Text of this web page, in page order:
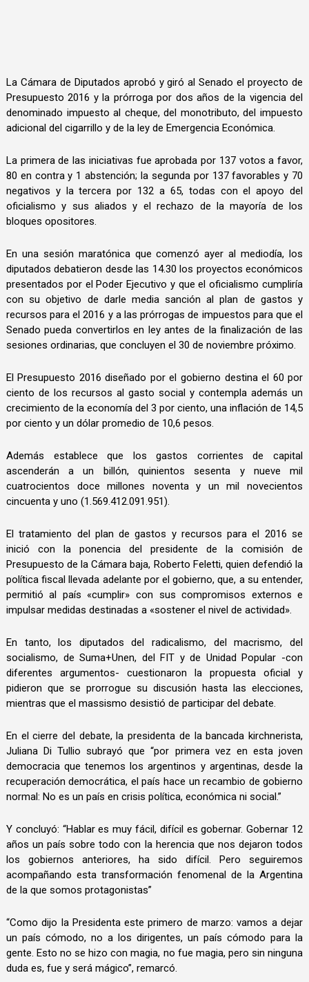
La Cámara de Diputados aprobó y giró al Senado el proyecto de
Presupuesto 2016 y la prórroga por dos años de la vigencia del
denominado impuesto al cheque, del monotributo, del impuesto
adicional del cigarrillo y de la ley de Emergencia Económica.
La primera de las iniciativas fue aprobada por 137 votos a favor,
80 en contra y 1 abstención; la segunda por 137 favorables y 70
negativos y la tercera por 132 a 65, todas con el apoyo del
oficialismo y sus aliados y el rechazo de la mayoría de los
bloques opositores.
En una sesión maratónica que comenzó ayer al mediodía, los
diputados debatieron desde las 14.30 los proyectos económicos
presentados por el Poder Ejecutivo y que el oficialismo cumpliría
con su objetivo de darle media sanción al plan de gastos y
recursos para el 2016 y a las prórrogas de impuestos para que el
Senado pueda convertirlos en ley antes de la finalización de las
sesiones ordinarias, que concluyen el 30 de noviembre próximo.
El Presupuesto 2016 diseñado por el gobierno destina el 60 por
ciento de los recursos al gasto social y contempla además un
crecimiento de la economía del 3 por ciento, una inflación de 14,5
por ciento y un dólar promedio de 10,6 pesos.
Además establece que los gastos corrientes de capital
ascenderán a un billón, quinientos sesenta y nueve mil
cuatrocientos doce millones noventa y un mil novecientos
cincuenta y uno (1.569.412.091.951).
El tratamiento del plan de gastos y recursos para el 2016 se
inició con la ponencia del presidente de la comisión de
Presupuesto de la Cámara baja, Roberto Feletti, quien defendió la
política fiscal llevada adelante por el gobierno, que, a su entender,
permitió al país «cumplir» con sus compromisos externos e
impulsar medidas destinadas a «sostener el nivel de actividad».
En tanto, los diputados del radicalismo, del macrismo, del
socialismo, de Suma+Unen, del FIT y de Unidad Popular -con
diferentes argumentos- cuestionaron la propuesta oficial y
pidieron que se prorrogue su discusión hasta las elecciones,
mientras que el massismo desistió de participar del debate.
En el cierre del debate, la presidenta de la bancada kirchnerista,
Juliana Di Tullio subrayó que “por primera vez en esta joven
democracia que tenemos los argentinos y argentinas, desde la
recuperación democrática, el país hace un recambio de gobierno
normal: No es un país en crisis política, económica ni social.”
Y concluyó: “Hablar es muy fácil, difícil es gobernar. Gobernar 12
años un país sobre todo con la herencia que nos dejaron todos
los gobiernos anteriores, ha sido difícil. Pero seguiremos
acompañando esta transformación fenomenal de la Argentina
de la que somos protagonistas”
“Como dijo la Presidenta este primero de marzo: vamos a dejar
un país cómodo, no a los dirigentes, un país cómodo para la
gente. Esto no se hizo con magia, no fue magia, pero sin ninguna
duda es, fue y será mágico”, remarcó.